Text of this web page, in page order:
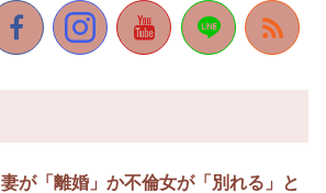
妻が「離婚」か不倫女が「別れる」と